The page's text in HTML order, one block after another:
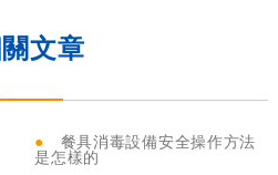
文章
● 餐具消毒設備安全操作方法
是怎樣的